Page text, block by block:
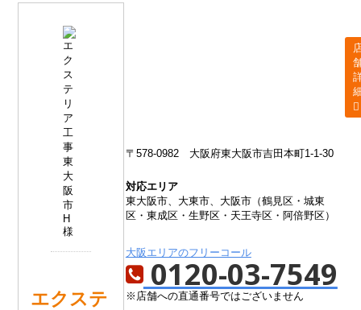
エクステ
〒578-0982 大阪府東大阪市吉田本町1-1-30
対応エリア
東大阪市、大東市、大阪市（鶴見区・城東
区・東成区・生野区・天王寺区・阿倍野区）
大阪エリアのフリーコール
0120-03-7549
※店舗への直通番号ではございません